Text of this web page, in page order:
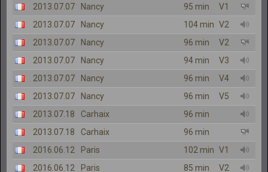
2013.07.07
Nancy 95 min
V1
2013.07.07
Nancy 104 min V2
2013.07.07
Nancy 96 min
V2
2013.07.07
Nancy 94 min
V3
2013.07.07
Nancy 96 min
V4
2013.07.07
Nancy 96 min
V5
2013.07.18
Carhaix
96 min
2013.07.18
Carhaix
96 min
2016.06.12
Paris 102 min V1
2016.06.12
Paris 85 min
V2